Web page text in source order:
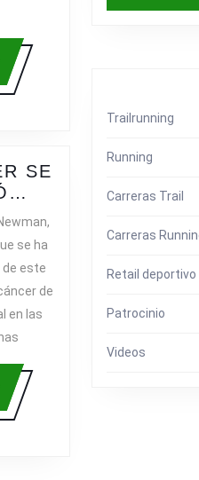
SE
CÁNCER
SE
LO
LLEVÓ…
se ha
de este
de
en las
Trailrunning
Running
Carreras Trail
Carreras
Retail deportivo
Patrocinio
Videos